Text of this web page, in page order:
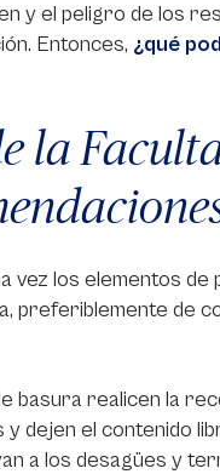
y el peligro de los
Entonces, ¿qué
la
vez los elementos de
preferiblemente de
basura realicen la
dejen el contenido
a los desagües y